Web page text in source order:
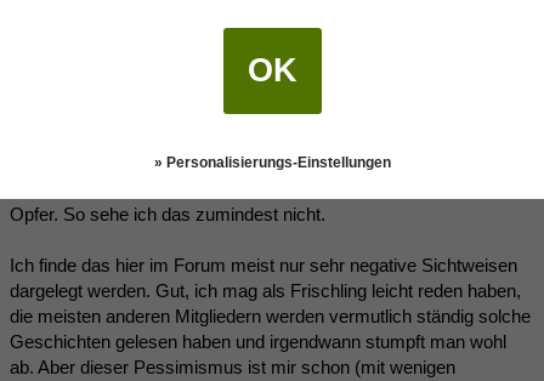
Ich muss hier jetzt mal eine Lanze für den
Natürlich spricht sein Verhalten aus der Vergangenheit und auch in
seiner aktuellen Beziehung nicht unbedingt für ihn.
Aber Betty hat sich genauso auf eine Affäre mit ihm eingelassen.
Das soll kein Angriff auf dich sein, Betty. Ich wollte nur mal
Opfer. So sehe ich das zumindest nicht.
Ich finde das hier im Forum meist nur sehr negative Sichtweisen
dargelegt werden. Gut, ich mag als Frischling leicht reden haben,
die meisten anderen Mitgliedern werden vermutlich ständig solche
Geschichten gelesen haben und irgendwann stumpft man wohl
ab. Aber dieser Pessimismus ist mir schon (mit wenigen
OK
» Personalisierungs-Einstellungen